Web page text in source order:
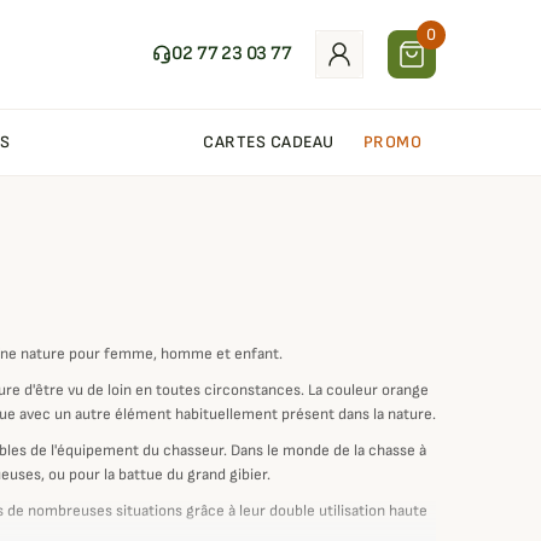
02 77 23 03 77
0
CARTES CADEAU PROMO
nature pour femme, homme et enfant.
d'être vu de loin en toutes circonstances. La couleur orange
avec un autre élément habituellement présent dans la nature.
de l'équipement du chasseur. Dans le monde de la chasse à
ou pour la battue du grand gibier.
de nombreuses situations grâce à leur double utilisation haute